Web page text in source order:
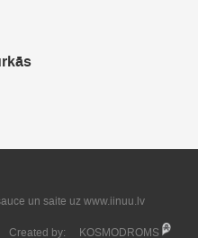
un saite uz www.iinuu.lv
Created by:
KOSMODROMS